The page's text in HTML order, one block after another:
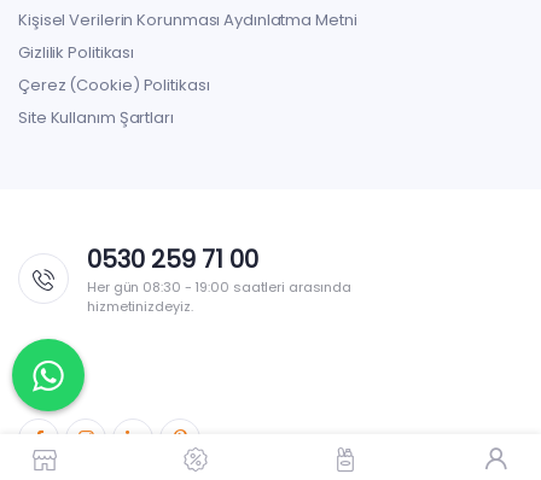
Kişisel Verilerin Korunması Aydınlatma Metni
Gizlilik Politikası
Çerez (Cookie) Politikası
Site Kullanım Şartları
0530 259 71 00
Her gün 08:30 - 19:00 saatleri arasında
hizmetinizdeyiz.